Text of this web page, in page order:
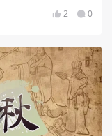
2 0